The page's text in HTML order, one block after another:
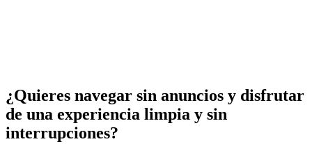
¿Quieres navegar sin anuncios y disfrutar
de una experiencia limpia y sin
interrupciones?